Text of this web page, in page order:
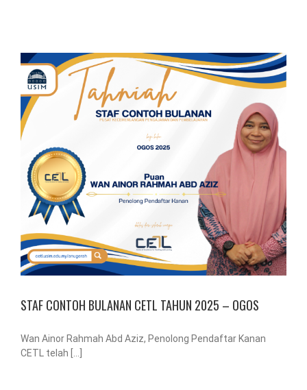
STAF CONTOH BULANAN CETL TAHUN 2025 – OGOS
Wan Ainor Rahmah Abd Aziz, Penolong Pendaftar Kanan
CETL telah [...]